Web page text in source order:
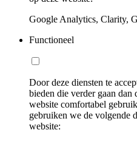
Google Analytics, Clarity,
Functioneel
Door deze diensten te
bieden die verder gaan dan
website comfortabel
gebruiken we de volgende
website: